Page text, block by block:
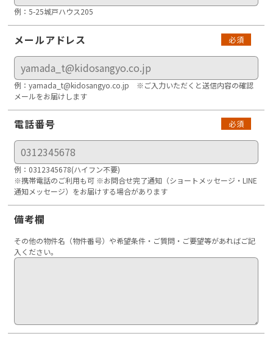
例：5-25城戸ハウス205
メールアドレス 必須
例：yamada_t@kidosangyo.co.jp ※ご入力いただくと送信内容の確認
メールをお届けします
電話番号 必須
例：0312345678(ハイフン不要)
※携帯電話のご利用も可 ※お問合せ完了通知（ショートメッセージ・LINE
通知メッセージ）をお届けする場合があります
備考欄
その他の物件名（物件番号）や希望条件・ご質問・ご要望等があればご記
入ください。